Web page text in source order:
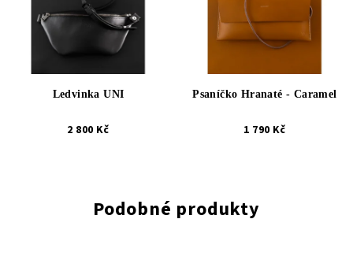
Ledvinka UNI
2 800 Kč
Psaníčko Hranaté - Caramel
1 790 Kč
Podobné produkty